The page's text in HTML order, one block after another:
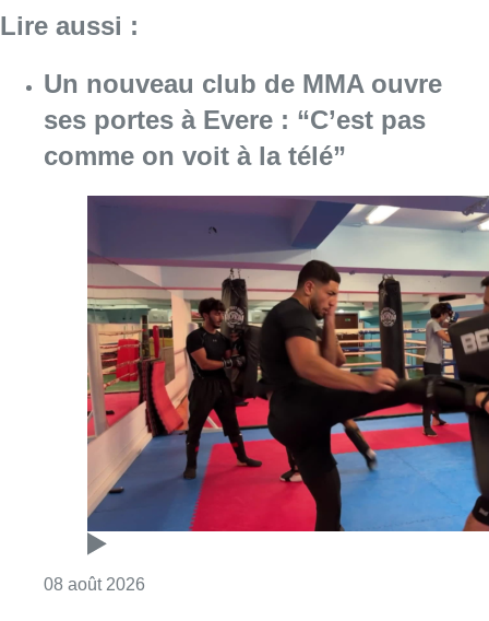
Lire aussi :
Un nouveau club de MMA ouvre
ses portes à Evere : “C’est pas
comme on voit à la télé”
08 août 2026